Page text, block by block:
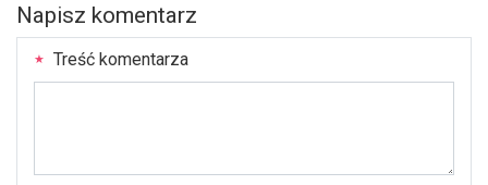
Napisz komentarz
Treść komentarza